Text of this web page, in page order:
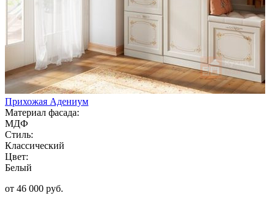
Прихожая Адениум
Материал фасада:
МДФ
Стиль:
Классический
Цвет:
Белый
от 46 000 руб.